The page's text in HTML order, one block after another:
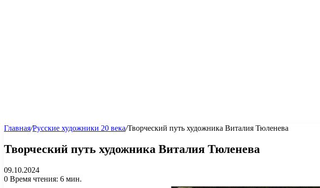
Главная/Русские художники 20 века/Творческий путь художника Виталия Тюленева
Творческий путь художника Виталия Тюленева
09.10.2024
0 Время чтения: 6 мин.